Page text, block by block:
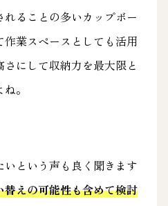
ることの多いカップボー
作業スペースとしても活用
にして収納力を最大限と
。
という声も良く聞きます
替えの可能性も含めて検討